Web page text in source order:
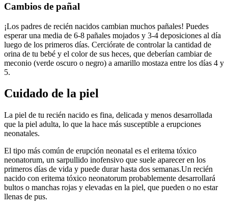
Cambios de pañal
¡Los padres de recién nacidos cambian muchos pañales! Puedes
esperar una media de 6-8 pañales mojados y 3-4 deposiciones al día
luego de los primeros días. Cerciórate de controlar la cantidad de
orina de tu bebé y el color de sus heces, que deberían cambiar de
meconio (verde oscuro o negro) a amarillo mostaza entre los días 4 y
5.
Cuidado de la piel
La piel de tu recién nacido es fina, delicada y menos desarrollada
que la piel adulta, lo que la hace más susceptible a erupciones
neonatales.
El tipo más común de erupción neonatal es el eritema tóxico
neonatorum, un sarpullido inofensivo que suele aparecer en los
primeros días de vida y puede durar hasta dos semanas.Un recién
nacido con eritema tóxico neonatorum probablemente desarrollará
bultos o manchas rojas y elevadas en la piel, que pueden o no estar
llenas de pus.